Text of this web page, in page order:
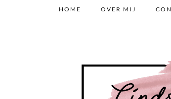
HOME OVER MIJ